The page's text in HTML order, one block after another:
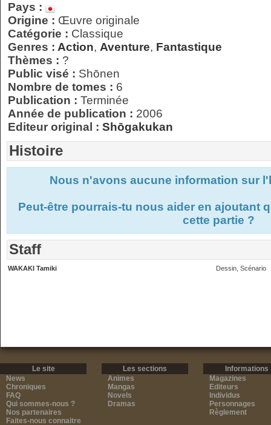
Pays :
Origine : Œuvre originale
Catégorie : Classique
Genres : Action, Aventure, Fantastique
Thèmes : ?
Public visé : Shōnen
Nombre de tomes : 6
Publication : Terminée
Année de publication : 2006
Editeur original : Shōgakukan
Histoire
Nous n'avons aucune information sur
Peut-être pourrais-tu nous aider en ajoutant
cette partie ?
Staff
WAKAKI Tamiki Dessin, Scénario
Le site
News
Chroniques
FAQ
Qui sommes-nous ?
Nos partenaires
Faites-nous connaitre
Les sections
Animes
Mangas
Novels
Dramas
Informations
Magazines
Editeurs
Individus
Personnages
Règlement